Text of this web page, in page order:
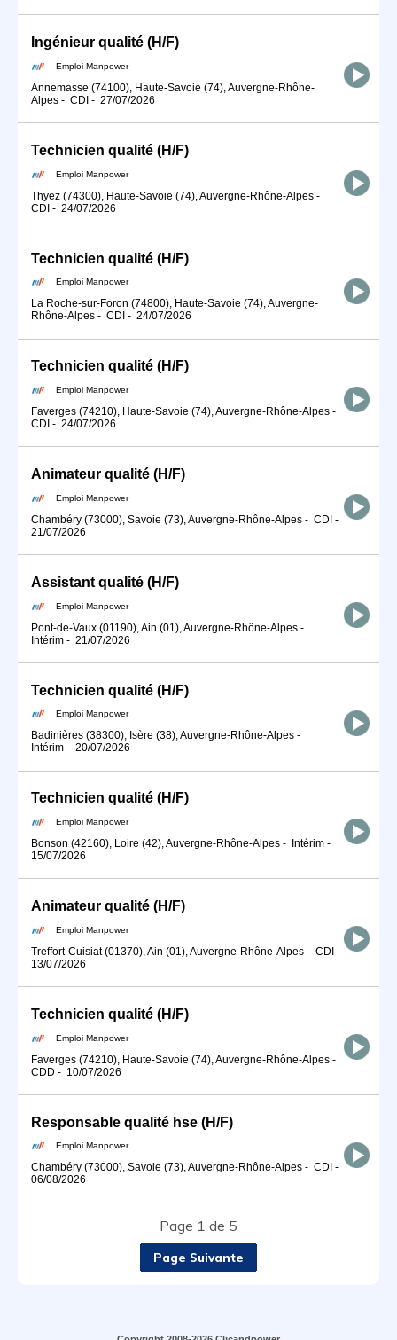
Ingénieur qualité (H/F)
Emploi Manpower
Annemasse (74100), Haute-Savoie (74), Auvergne-Rhône-
Alpes - CDI - 27/07/2026
Technicien qualité (H/F)
Emploi Manpower
Thyez (74300), Haute-Savoie (74), Auvergne-Rhône-Alpes -
CDI - 24/07/2026
Technicien qualité (H/F)
Emploi Manpower
La Roche-sur-Foron (74800), Haute-Savoie (74), Auvergne-
Rhône-Alpes - CDI - 24/07/2026
Technicien qualité (H/F)
Emploi Manpower
Faverges (74210), Haute-Savoie (74), Auvergne-Rhône-Alpes -
CDI - 24/07/2026
Animateur qualité (H/F)
Emploi Manpower
Chambéry (73000), Savoie (73), Auvergne-Rhône-Alpes - CDI -
21/07/2026
Assistant qualité (H/F)
Emploi Manpower
Pont-de-Vaux (01190), Ain (01), Auvergne-Rhône-Alpes -
Intérim - 21/07/2026
Technicien qualité (H/F)
Emploi Manpower
Badinières (38300), Isère (38), Auvergne-Rhône-Alpes -
Intérim - 20/07/2026
Technicien qualité (H/F)
Emploi Manpower
Bonson (42160), Loire (42), Auvergne-Rhône-Alpes - Intérim -
15/07/2026
Animateur qualité (H/F)
Emploi Manpower
Treffort-Cuisiat (01370), Ain (01), Auvergne-Rhône-Alpes - CDI -
13/07/2026
Technicien qualité (H/F)
Emploi Manpower
Faverges (74210), Haute-Savoie (74), Auvergne-Rhône-Alpes -
CDD - 10/07/2026
Responsable qualité hse (H/F)
Emploi Manpower
Chambéry (73000), Savoie (73), Auvergne-Rhône-Alpes - CDI -
06/08/2026
Page 1 de 5
Page Suivante